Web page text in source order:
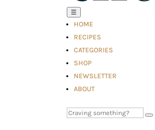
☰
HOME
RECIPES
CATEGORIES
SHOP
NEWSLETTER
ABOUT